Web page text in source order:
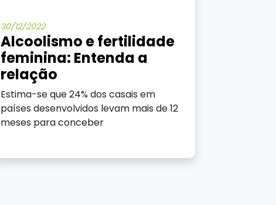
30/12/2022
Alcoolismo e fertilidade
feminina: Entenda a
relação
Estima-se que 24% dos casais em
países desenvolvidos levam mais de 12
meses para conceber